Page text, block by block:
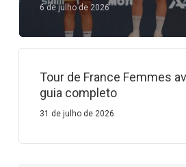
6 de julho de 2026
Tour de France Femmes
guia completo
31 de julho de 2026